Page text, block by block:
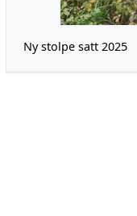
Ny stolpe satt 2025